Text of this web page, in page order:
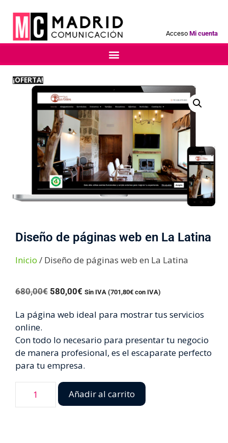
Acceso Mi cuenta
¡OFERTA!
Diseño de páginas web en La Latina
Inicio / Diseño de páginas web en La Latina
680,00€ 580,00€ Sin IVA (701,80€ con IVA)
La página web ideal para mostrar tus servicios
online.
Con todo lo necesario para presentar tu negocio
de manera profesional, es el escaparate perfecto
para tu empresa.
Añadir al carrito